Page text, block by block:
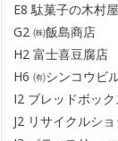
E8駄菓子の木村屋
G2 ㈱飯島商店
H2 富士喜豆腐店
H6 ㈲シンコウビ
I2 ブレッドボッ
J2 リサイクルシ